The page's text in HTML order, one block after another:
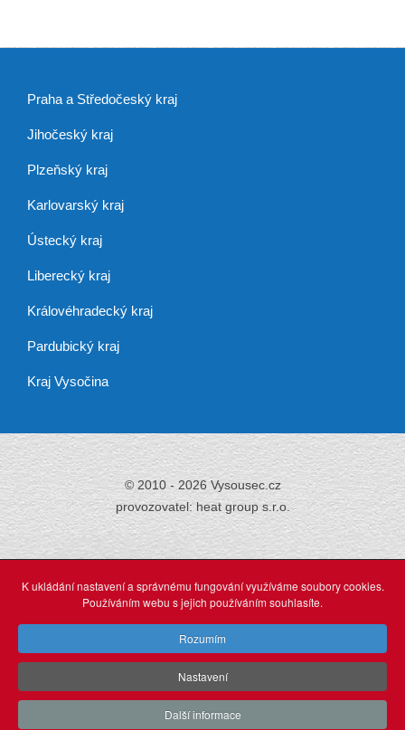
Praha a Středočeský kraj
Jihočeský kraj
Plzeňský kraj
Karlovarský kraj
Ústecký kraj
Liberecký kraj
Královéhradecký kraj
Pardubický kraj
Kraj Vysočina
© 2010 - 2026 Vysousec.cz
provozovatel: heat group s.r.o.
Již přes 30 letzajišťujeme odstraňování
vlhkosti,
webdesign: Agionet Plzeň (2015)
K ukládání nastavení a správnému fungování využíváme soubory cookies.
Používáním webu s jejich používáním souhlasíte.
Rozumím
Nastavení
Další informace